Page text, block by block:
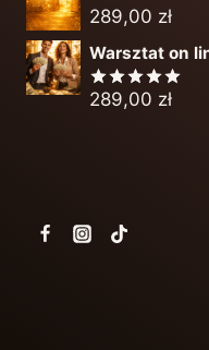
289,00 zł
Warsztat on
Oceniono
289,00 zł